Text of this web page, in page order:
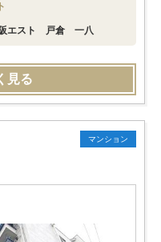
阪エスト 戸倉 一八
見る
マンション